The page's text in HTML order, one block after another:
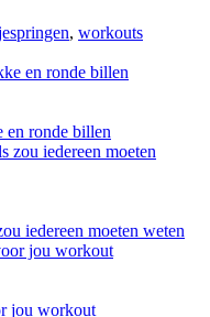
, workouts
en ronde billen
iedereen moeten weten
jou workout